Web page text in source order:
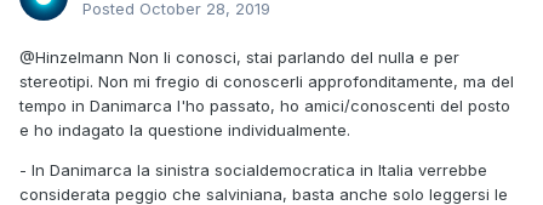
Posted October 28, 2019
@Hinzelmann Non li conosci, stai parlando del nulla e per
stereotipi. Non mi fregio di conoscerli approfonditamente, ma del
tempo in Danimarca l'ho passato, ho amici/conoscenti del posto
e ho indagato la questione individualmente.
- In Danimarca la sinistra socialdemocratica in Italia verrebbe
considerata peggio che salviniana, basta anche solo leggersi le